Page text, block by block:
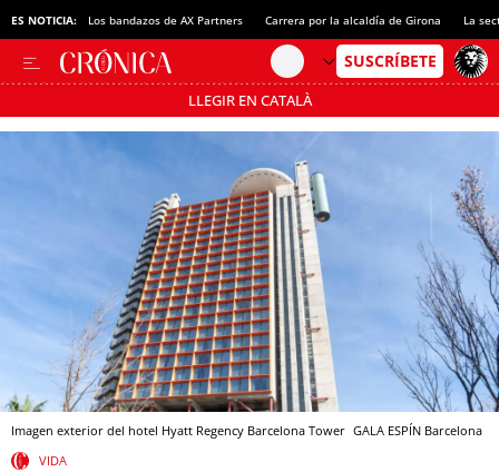
ES NOTICIA: Los bandazos de AX Partners Carrera por la alcaldía de Girona La
LLEGIR EN CATALÀ
Pásate al MODO AHORRO
Imagen exterior del hotel Hyatt Regency Barcelona Tower GALA ESPÍN Barcelona
VIDA